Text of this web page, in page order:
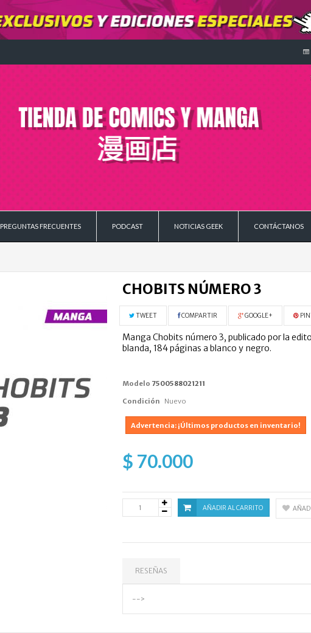
PREGUNTAS FRECUENTES PODCAST NOTICIAS GEEK CONTÁCTANOS
CHOBITS NÚMERO 3
TWEET COMPARTIR GOOGLE+
Manga Chobits número 3, publicado por la
blanda, 184 páginas a blanco y negro.
Modelo 7500588021211
Condición Nuevo
Advertencia: ¡Últimos productos en inventario!
$ 70.000
AÑADIR AL CARRITO
RESEÑAS
-->